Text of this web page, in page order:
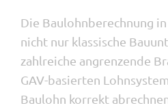
Die Baulohnberechnung
nicht nur klassische
zahlreiche angrenzende
GAV-basierten
Baulohn korrekt